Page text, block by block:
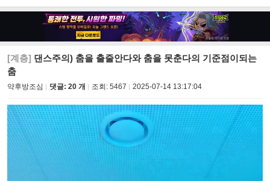
on/off
쓰
[계층] 댄스주의) 춤을 출줄안다와 춤을 못춘다의 기준점이되는
춤
약후방조심 댓글: 20 개 조회: 5467 2025-07-14 13:17:04